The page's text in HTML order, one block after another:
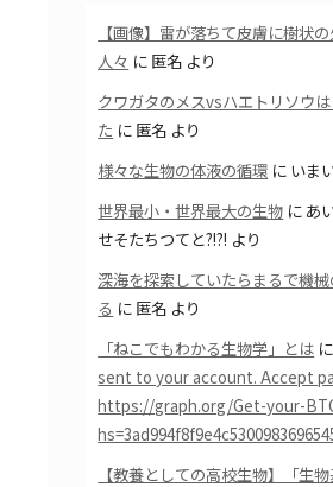
【画像】雷が落ちて皮膚に樹状
人々 に 匿名 より
クワガタのメスvsハエトリソウ
た に 匿名 より
様々な生物の体液の循環 に いま
世界最小・世界最大の生物 に あ
せそたちつてと?!?! より
深海を探索していたらまるで機
る に 匿名 より
「ねこでもわかる生物学」とは に
sent to your account. Accept
https://graph.org/Get-your-
【教養としての高校生物】「生